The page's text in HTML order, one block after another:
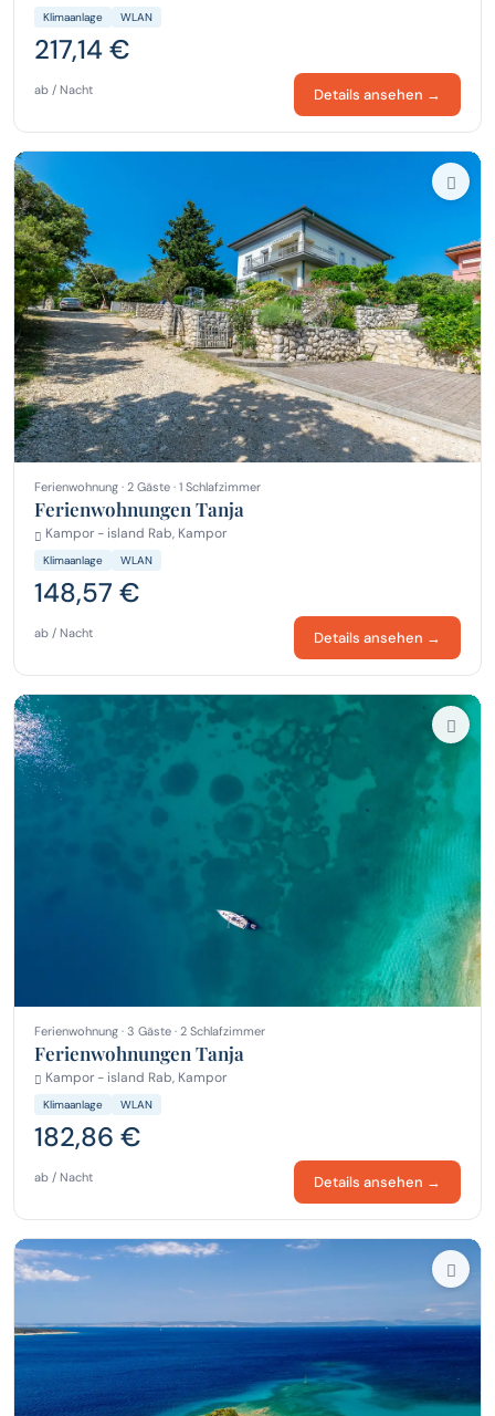
Klimaanlage WLAN
217,14 €
ab / Nacht Details ansehen →
Ferienwohnung · 2 Gäste · 1 Schlafzimmer
Ferienwohnungen Tanja
Kampor - island Rab, Kampor
Klimaanlage WLAN
148,57 €
ab / Nacht Details ansehen →
Ferienwohnung · 3 Gäste · 2 Schlafzimmer
Ferienwohnungen Tanja
Kampor - island Rab, Kampor
Klimaanlage WLAN
182,86 €
ab / Nacht Details ansehen →